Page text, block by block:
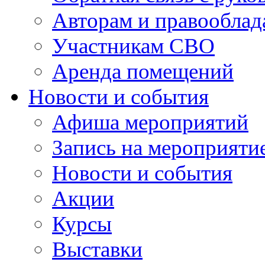
Авторам и
Участникам СВО
Аренда помещений
Новости и события
Афиша мероприятий
Запись на
Новости и события
Акции
Курсы
Выставки